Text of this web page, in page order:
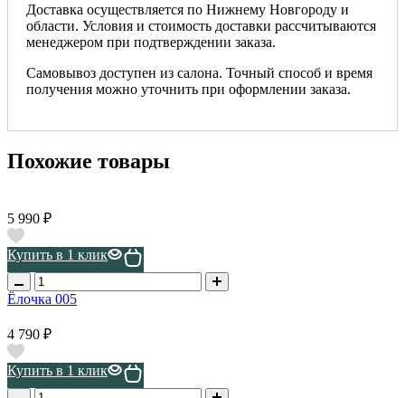
Доставка осуществляется по Нижнему Новгороду и
области. Условия и стоимость доставки рассчитываются
менеджером при подтверждении заказа.
Самовывоз доступен из салона. Точный способ и время
получения можно уточнить при оформлении заказа.
Похожие товары
5 990 ₽
Купить в 1 клик
Ёлочка 005
4 790 ₽
Купить в 1 клик